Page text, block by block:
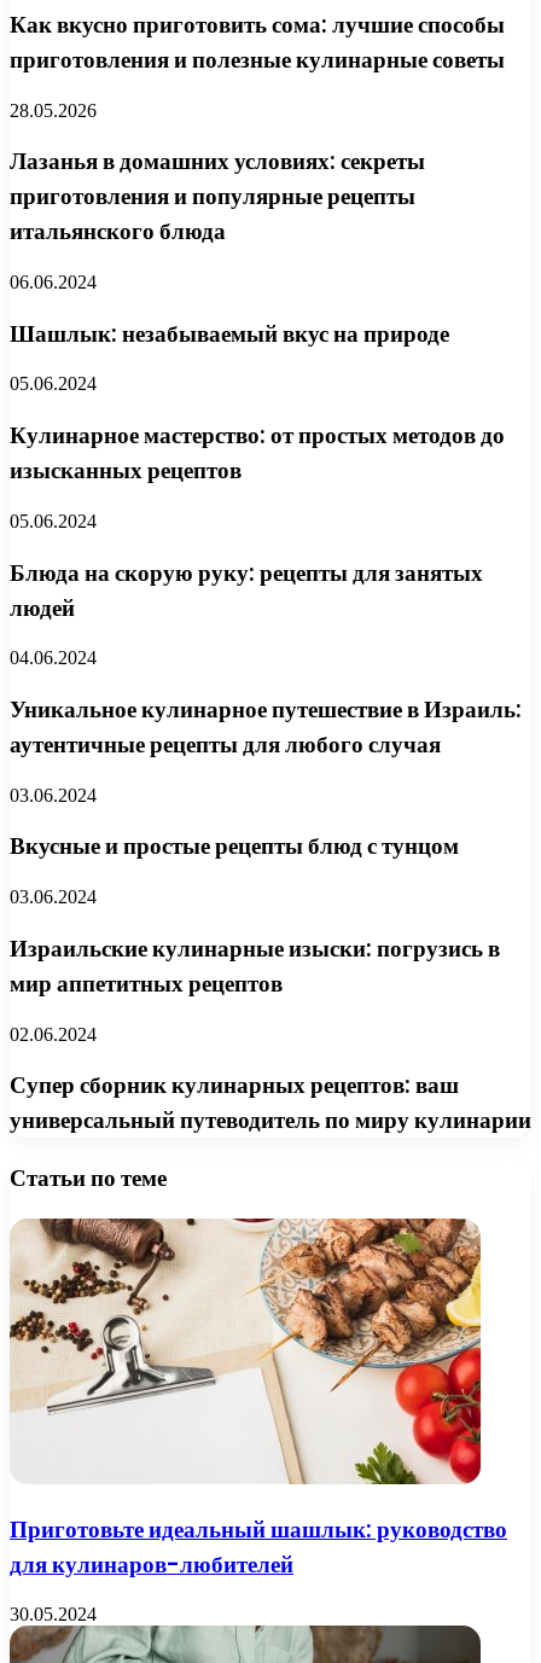
Как вкусно приготовить сома: лучшие способы
приготовления и полезные кулинарные советы
28.05.2026
Лазанья в домашних условиях: секреты
приготовления и популярные рецепты
итальянского блюда
06.06.2024
Шашлык: незабываемый вкус на природе
05.06.2024
Кулинарное мастерство: от простых методов до
изысканных рецептов
05.06.2024
Блюда на скорую руку: рецепты для занятых
людей
04.06.2024
Уникальное кулинарное путешествие в Израиль:
аутентичные рецепты для любого случая
03.06.2024
Вкусные и простые рецепты блюд с тунцом
03.06.2024
Израильские кулинарные изыски: погрузись в
мир аппетитных рецептов
02.06.2024
Супер сборник кулинарных рецептов: ваш
универсальный путеводитель по миру кулинарии
Статьи по теме
Приготовьте идеальный шашлык: руководство
для кулинаров-любителей
30.05.2024